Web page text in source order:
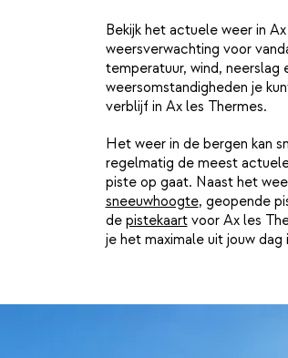
Bekijk het actuele weer in
weersverwachting voor
temperatuur, wind, neerslag
weersomstandigheden je
verblijf in Ax les Thermes.
Het weer in de bergen kan
regelmatig de meest
piste op gaat. Naast het
sneeuwhoogte, geopende
de pistekaartvoor Ax les
je het maximale uit jouw dag